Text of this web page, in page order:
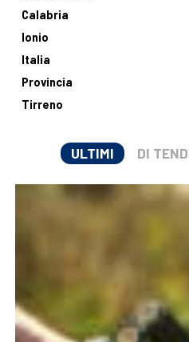
Calabria
Ionio
Italia
Provincia
Tirreno
ULTIMI DI